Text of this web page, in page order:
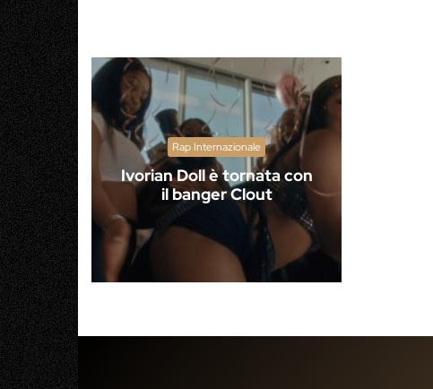
Rap Internazionale
Ivorian Doll è tornata con
il banger Clout